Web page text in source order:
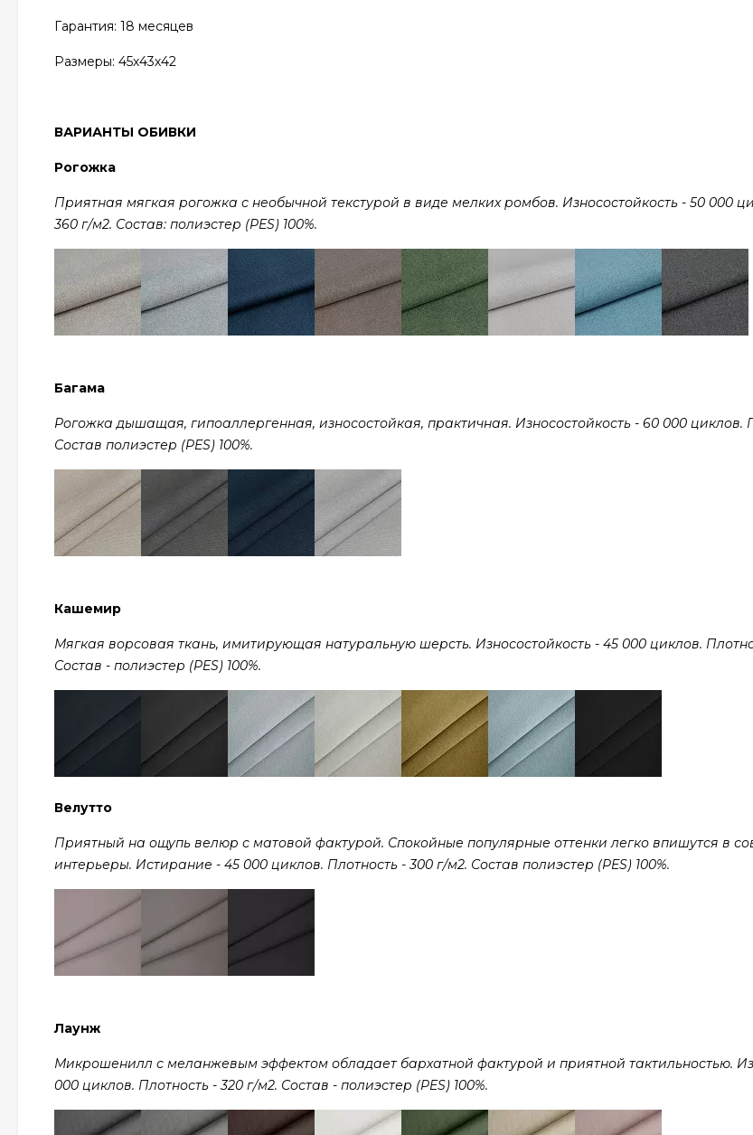
Гарантия: 18 месяцев
Размеры: 45х43х42
ВАРИАНТЫ ОБИВКИ
Рогожка
Приятная мягкая рогожка с необычной текстурой в виде мелких ромбов. Износостойкость - 50 000
360 г/м2. Состав: полиэстер (PES) 100%.
Багама
Рогожка дышащая, гипоаллергенная, износостойкая, практичная. Износостойкость - 60 000 циклов.
Состав полиэстер (PES) 100%.
Кашемир
Мягкая ворсовая ткань, имитирующая натуральную шерсть. Износостойкость - 45 000 циклов.
Состав - полиэстер (PES) 100%.
Велутто
Приятный на ощупь велюр с матовой фактурой. Спокойные популярные оттенки легко впишутся в
интерьеры. Истирание - 45 000 циклов. Плотность - 300 г/м2. Состав полиэстер (PES) 100%.
Лаунж
Микрошенилл с меланжевым эффектом обладает бархатной фактурой и приятной тактильностью.
000 циклов. Плотность - 320 г/м2. Состав - полиэстер (PES) 100%.